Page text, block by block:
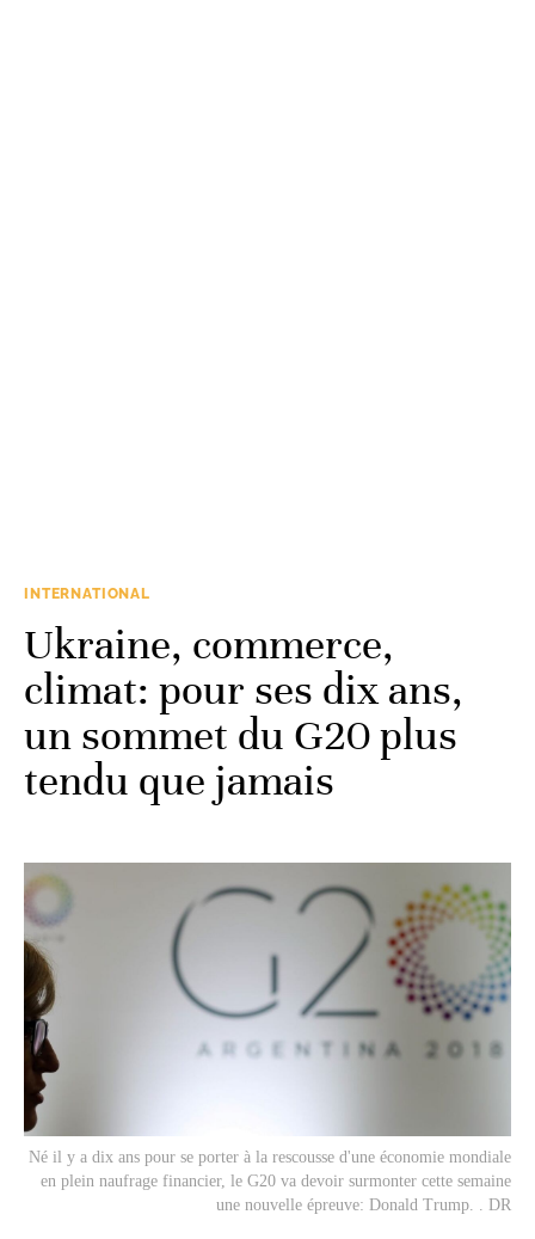
INTERNATIONAL
Ukraine, commerce,
climat: pour ses dix ans,
un sommet du G20 plus
tendu que jamais
Né il y a dix ans pour se porter à la rescousse d'une économie mondiale
en plein naufrage financier, le G20 va devoir surmonter cette semaine
une nouvelle épreuve: Donald Trump. . DR